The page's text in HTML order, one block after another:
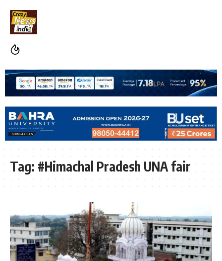
Tag: #Himachal Pradesh UNA fair